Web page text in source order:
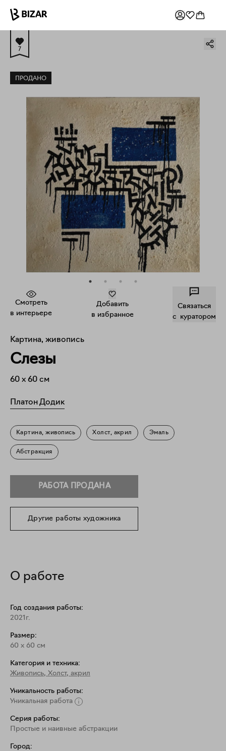
7
ПРОДАНО
Смотреть
в интерьере
Добавить
в избранное
Связаться
c куратором
Картина, живопись
Слезы
60 x 60 см
Платон Додик
Картина, живопись Холст, акрил Эмаль
Абстракция
РАБОТА ПРОДАНА
Другие работы художника
О работе
Год создания работы:
2021г.
Размер:
60 x 60 см
Категория и техника:
Живопись, Холст, акрил
Уникальность работы:
Уникальная работа
Серия работы:
Простые и наивные абстракции
Город: